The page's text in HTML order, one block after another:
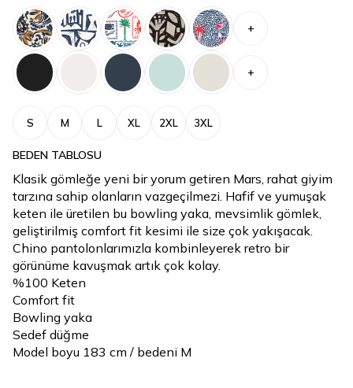
+
+
S M L XL 2XL 3XL
BEDEN TABLOSU
Klasik gömleğe yeni bir yorum getiren Mars, rahat giyim
tarzına sahip olanların vazgeçilmezi. Hafif ve yumuşak
keten ile üretilen bu bowling yaka, mevsimlik gömlek,
geliştirilmiş comfort fit kesimi ile size çok yakışacak.
Chino pantolonlarımızla kombinleyerek retro bir
görünüme kavuşmak artık çok kolay.
%100 Keten
Comfort fit
Bowling yaka
Sedef düğme
Model boyu 183 cm / bedeni M